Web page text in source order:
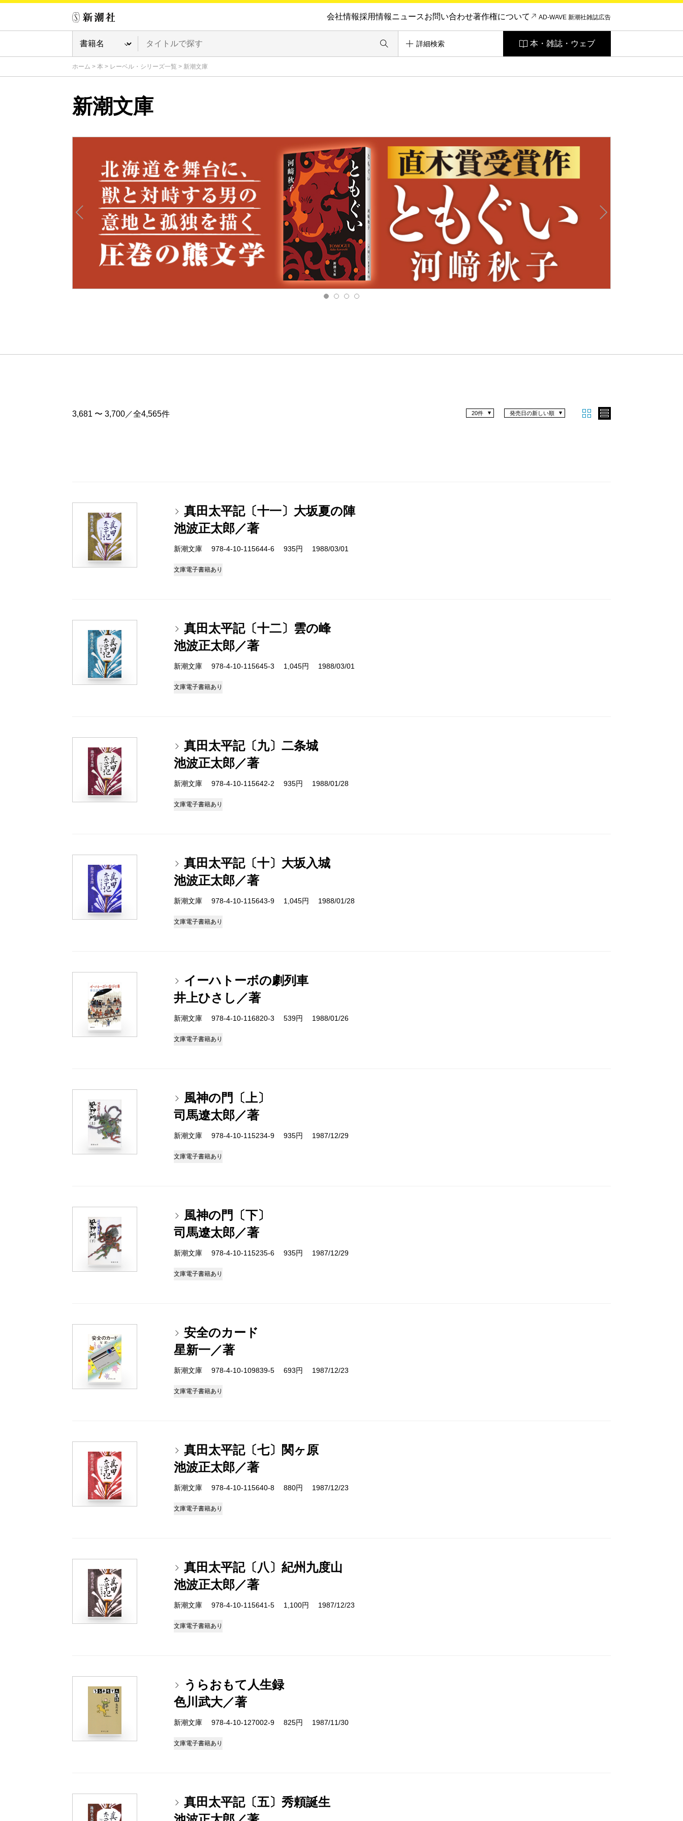
会社情報採用情報ニュースお問い合わせ著作権について AD-WAVE 新潮社雑誌広告
詳細検索 本・雑誌・ウェブ
ホーム > 本 > レーベル・シリーズ一覧 > 新潮文庫
新潮文庫
3,681 〜 3,700／全4,565件 発売日の新しい順
20件
真田太平記〔十一〕大坂夏の陣
池波正太郎／著
新潮文庫 978-4-10-115644-6 935円 1988/03/01
文庫電子書籍あり
真田太平記〔十二〕雲の峰
池波正太郎／著
新潮文庫 978-4-10-115645-3 1,045円 1988/03/01
文庫電子書籍あり
真田太平記〔九〕二条城
池波正太郎／著
新潮文庫 978-4-10-115642-2 935円 1988/01/28
文庫電子書籍あり
真田太平記〔十〕大坂入城
池波正太郎／著
新潮文庫 978-4-10-115643-9 1,045円 1988/01/28
文庫電子書籍あり
イーハトーボの劇列車
井上ひさし／著
新潮文庫 978-4-10-116820-3 539円 1988/01/26
文庫電子書籍あり
風神の門〔上〕
司馬遼太郎／著
新潮文庫 978-4-10-115234-9 935円 1987/12/29
文庫電子書籍あり
風神の門〔下〕
司馬遼太郎／著
新潮文庫 978-4-10-115235-6 935円 1987/12/29
文庫電子書籍あり
安全のカード
星新一／著
新潮文庫 978-4-10-109839-5 693円 1987/12/23
文庫電子書籍あり
真田太平記〔七〕関ヶ原
池波正太郎／著
新潮文庫 978-4-10-115640-8 880円 1987/12/23
文庫電子書籍あり
真田太平記〔八〕紀州九度山
池波正太郎／著
新潮文庫 978-4-10-115641-5 1,100円 1987/12/23
文庫電子書籍あり
うらおもて人生録
色川武大／著
新潮文庫 978-4-10-127002-9 825円 1987/11/30
文庫電子書籍あり
真田太平記〔五〕秀頼誕生